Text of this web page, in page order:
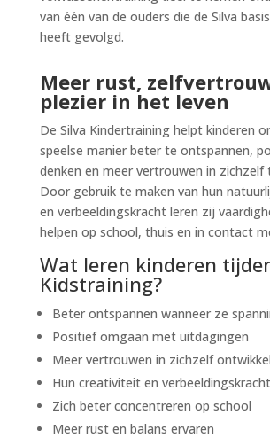
van één van de ouders die de Silva
heeft gevolgd.
Meer rust,
plezier in het leven
De Silva Kindertraining helpt kinderen
speelse manier beter te ontspannen,
denken en meer vertrouwen in zichzelf
Door gebruik te maken van hun
en verbeeldingskracht leren zij
helpen op school, thuis en in contact
Wat leren kinderen
Kidstraining?
Beter ontspannen wanneer ze
Positief omgaan met uitdagingen
Meer vertrouwen in zichzelf
Hun creativiteit en
Zich beter concentreren op school
Meer rust en balans ervaren